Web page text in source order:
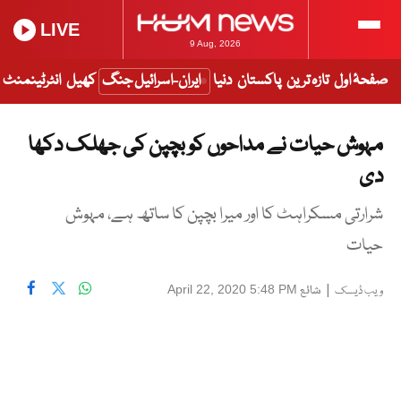
9 Aug, 2026
LIVE
صفحۂ اول تازہ ترین پاکستان دنیا ایران-اسرائیل جنگ کھیل انٹرٹینمنٹ
مہوش حیات نے مداحوں کو بچپن کی جھلک دکھا
دی
شرارتی مسکراہٹ کا اور میرا بچپن کا ساتھ ہے، مہوش
حیات
ویب ڈیسک | شائع April 22, 2020 5:48 PM